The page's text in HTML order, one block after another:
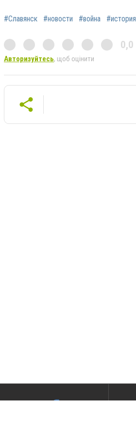
#Славянск #новости #война #история
0,0
Авторизуйтесь, щоб оцінити